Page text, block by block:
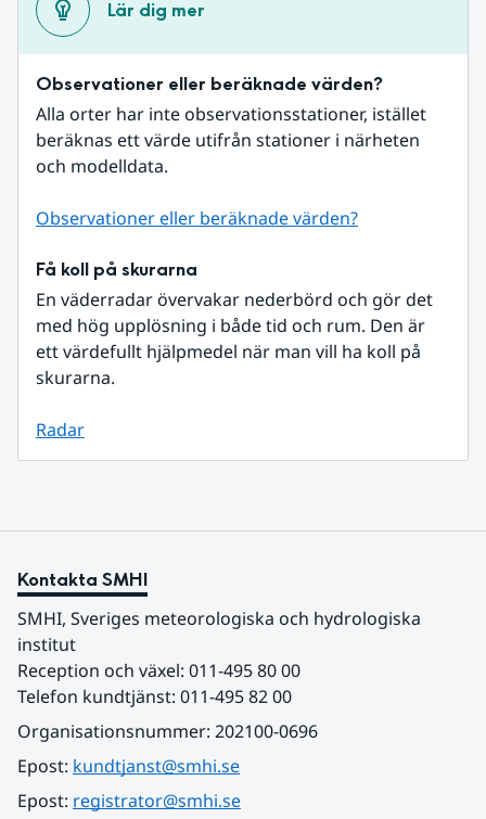
Lär dig mer
Observationer eller beräknade värden?
Alla orter har inte observationsstationer, istället
beräknas ett värde utifrån stationer i närheten
och modelldata.
Observationer eller beräknade värden?
Få koll på skurarna
En väderradar övervakar nederbörd och gör det
med hög upplösning i både tid och rum. Den är
ett värdefullt hjälpmedel när man vill ha koll på
skurarna.
Radar
Kontakta SMHI
SMHI, Sveriges meteorologiska och hydrologiska
institut
Reception och växel: 011-495 80 00
Telefon kundtjänst: 011-495 82 00
Organisationsnummer: 202100-0696
Epost: kundtjanst@smhi.se
Epost: registrator@smhi.se